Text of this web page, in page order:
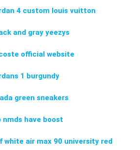
4 custom louis vuitton
and gray yeezys
official website
1 burgundy
green sneakers
nmds have boost
white air max 90 university red